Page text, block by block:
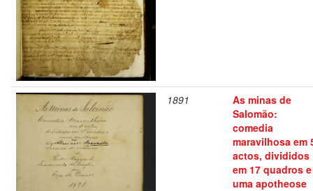
1891
As minas de
Salomão:
comedia
maravilhosa em
actos, divididos
em 17 quadros e
uma apotheose